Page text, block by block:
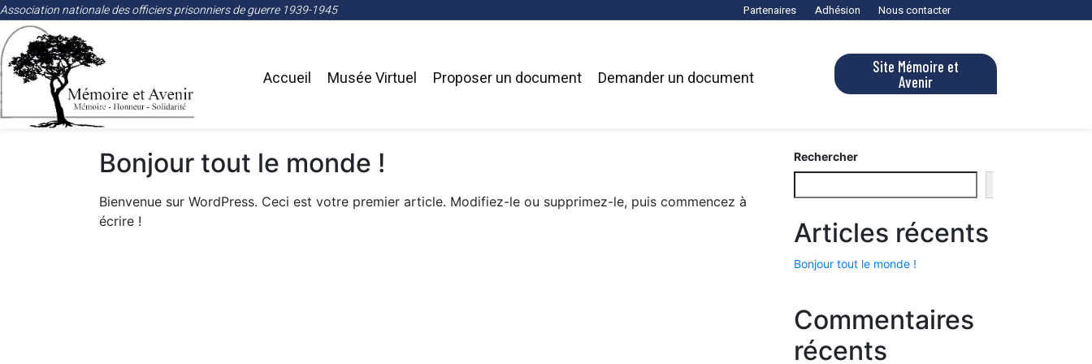
Association nationale des officiers prisonniers de guerre 1939-1945 Partenaires Adhésion Nous contacter
Accueil Musée Virtuel Proposer un document Demander un document
Site Mémoire et
Avenir
Bonjour tout le monde !
Bienvenue sur WordPress. Ceci est votre premier article. Modifiez-le ou supprimez-le, puis commencez à
écrire !
Rechercher
Articles récents
Bonjour tout le monde !
Commentaires
récents